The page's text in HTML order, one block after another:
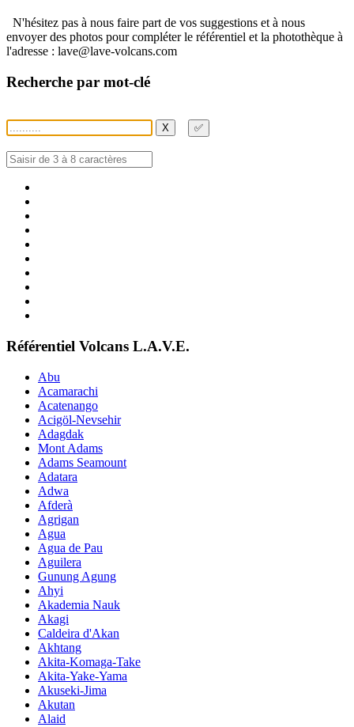
N'hésitez pas à nous faire part de vos suggestions et à nous
envoyer des photos pour compléter le référentiel et la photothèque à
l'adresse : lave@lave-volcans.com
Recherche par mot-clé
X ✅
Référentiel Volcans L.A.V.E.
Abu
Acamarachi
Acatenango
Acigöl-Nevsehir
Adagdak
Mont Adams
Adams Seamount
Adatara
Adwa
Afderà
Agrigan
Agua
Agua de Pau
Aguilera
Gunung Agung
Ahyi
Akademia Nauk
Akagi
Caldeira d'Akan
Akhtang
Akita-Komaga-Take
Akita-Yake-Yama
Akuseki-Jima
Akutan
Alaid